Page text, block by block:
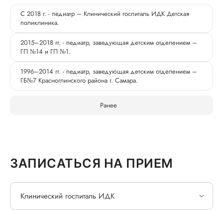
С 2018 г. - педиатр – Клинический госпиталь ИДК Детская
поликлиника.
2015–2018 гг. - педиатр, заведующая детским отделением –
ГП №14 и ГП №1.
1996–2014 гг. - педиатр, заведующая детским отделением –
ГБ№7 Красноглинского района г. Самара.
Ранее
ЗАПИСАТЬСЯ НА ПРИЕМ
Клинический госпиталь ИДК